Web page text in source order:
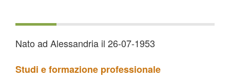
Nato ad Alessandria il 26-07-1953
Studi e formazione professionale